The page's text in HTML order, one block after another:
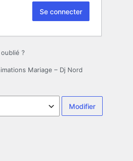
?
Mariage – Dj Nord